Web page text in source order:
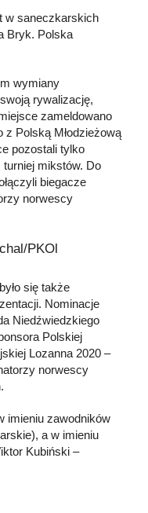
w saneczkarskich
Bryk. Polska
wymiany
rywalizację,
zameldowano
z Polską Młodzieżową
pozostali tylko
mikstów. Do
biegacze
norwescy
się także
Nominacje
Niedźwiedzkiego
Polskiej
Lozanna 2020 –
norwescy
imieniu zawodników
a w imieniu
Kubiński –